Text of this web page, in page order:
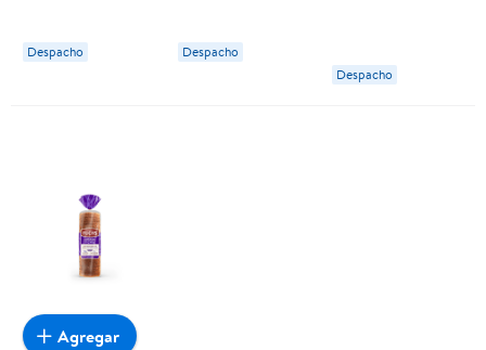
Despacho Despacho
Despacho
Agregar